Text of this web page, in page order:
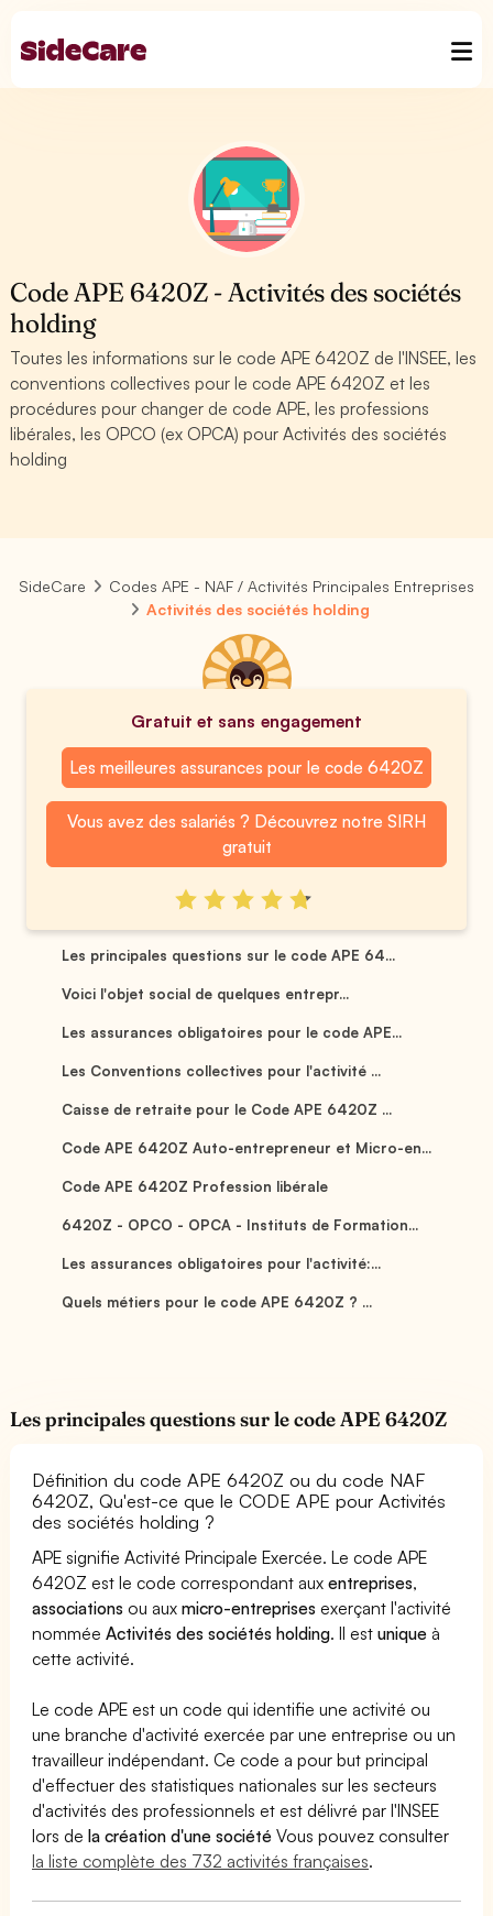
Code APE 6420Z - Activités des sociétés
holding
Toutes les informations sur le code APE 6420Z de l'INSEE, les
conventions collectives pour le code APE 6420Z et les
procédures pour changer de code APE, les professions
libérales, les OPCO (ex OPCA) pour Activités des sociétés
holding
SideCare
Codes APE - NAF / Activités Principales Entreprises
Activités des sociétés holding
Gratuit et sans engagement
Les meilleures assurances pour le code 6420Z
Vous avez des salariés ? Découvrez notre SIRH
gratuit
Les principales questions sur le code APE 64...
Voici l'objet social de quelques entrepr...
Les assurances obligatoires pour le code APE...
Les Conventions collectives pour l'activité ...
Caisse de retraite pour le Code APE 6420Z ...
Code APE 6420Z Auto-entrepreneur et Micro-en...
Code APE 6420Z Profession libérale
6420Z - OPCO - OPCA - Instituts de Formation...
Les assurances obligatoires pour l'activité:...
Quels métiers pour le code APE 6420Z ? ...
Les principales questions sur le code APE 6420Z
Définition du code APE 6420Z ou du code NAF
6420Z, Qu'est-ce que le CODE APE pour Activités
des sociétés holding ?
APE signifie Activité Principale Exercée. Le code APE
6420Z est le code correspondant auxentreprises,
associations ou auxmicro-entreprises exerçant l'activité
nomméeActivités des sociétés holding. Il estunique à
cette activité.
Le code APE est un code qui identifie une activité ou
une branche d'activité exercée par une entreprise ou un
travailleur indépendant. Ce code a pour but principal
d'effectuer des statistiques nationales sur les secteurs
d'activités des professionnels et est délivré par l'INSEE
lors dela création d'une société Vous pouvez consulter
la liste complète des 732 activités françaises.